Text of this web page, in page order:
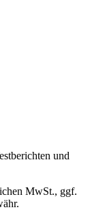
und
MwSt., ggf.